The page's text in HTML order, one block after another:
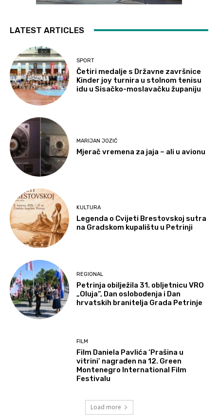
LATEST ARTICLES
SPORT
Četiri medalje s Državne završnice
Kinder joy turnira u stolnom tenisu
idu u Sisačko-moslavačku županiju
MARIJAN JOZIĆ
Mjerač vremena za jaja – ali u avionu
KULTURA
Legenda o Cvijeti Brestovskoj sutra
na Gradskom kupalištu u Petrinji
REGIONAL
Petrinja obilježila 31. obljetnicu VRO
„Oluja“, Dan oslobođenja i Dan
hrvatskih branitelja Grada Petrinje
FILM
Film Daniela Pavlića ‘Prašina u
vitrini’ nagrađen na 12. Green
Montenegro International Film
Festivalu
Load more